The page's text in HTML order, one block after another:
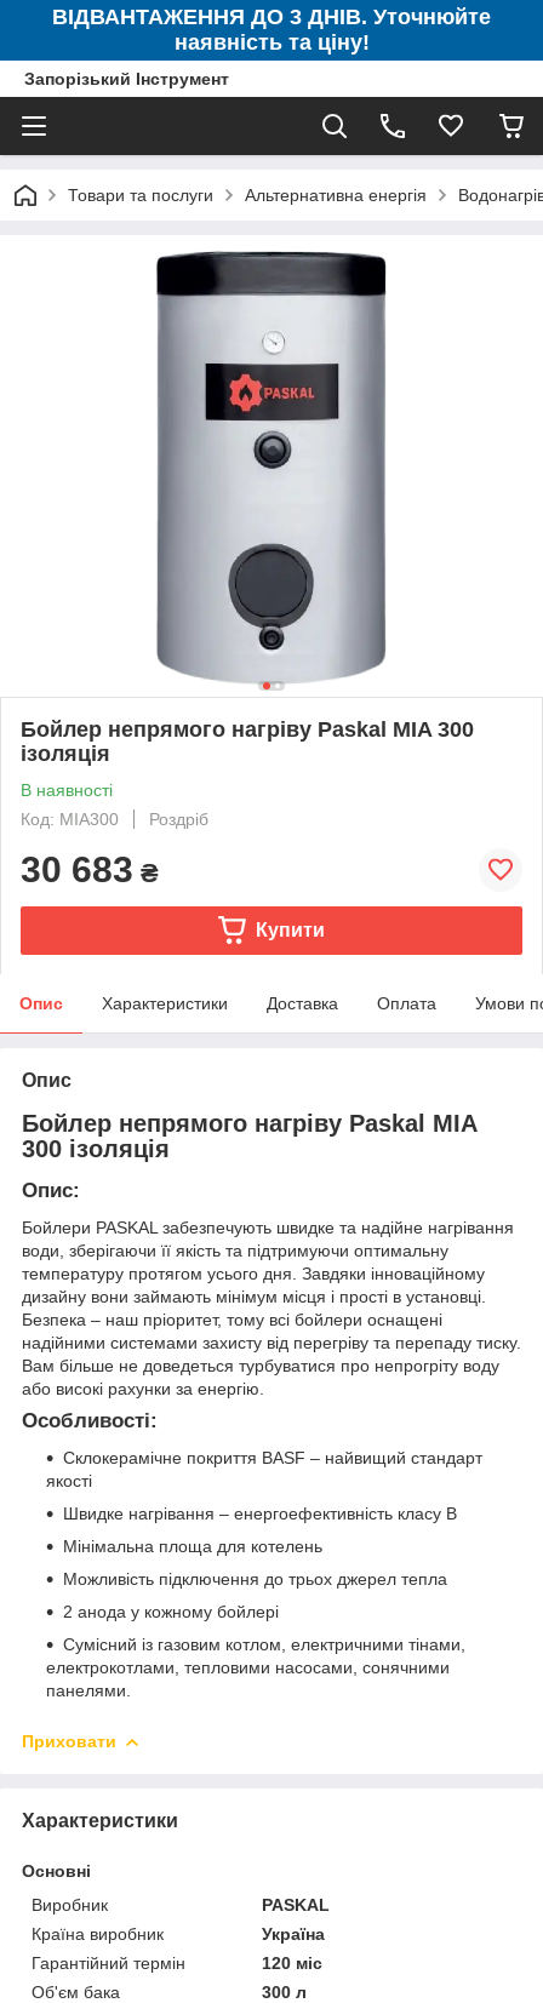
ВІДВАНТАЖЕННЯ ДО 3 ДНІВ. Уточнюйте
наявність та ціну!
Запорізький Інструмент
Товари та послуги Альтернативна енергія
Бойлер непрямого нагріву Paskal MIA 300
ізоляція
В наявності
Код: MIA300
Роздріб
30 683 ₴
Купити
Опис Характеристики Доставка Оплата Умови
Опис
Бойлер непрямого нагріву Paskal MIA
300 ізоляція
Опис:
Бойлери PASKAL забезпечують швидке та надійне нагрівання
води, зберігаючи її якість та підтримуючи оптимальну
температуру протягом усього дня. Завдяки інноваційному
дизайну вони займають мінімум місця і прості в установці.
Безпека – наш пріоритет, тому всі бойлери оснащені
надійними системами захисту від перегріву та перепаду тиску.
Вам більше не доведеться турбуватися про непрогріту воду
або високі рахунки за енергію.
Особливості:
Склокерамічне покриття BASF – найвищий стандарт
якості
Швидке нагрівання – енергоефективність класу В
Мінімальна площа для котелень
Можливість підключення до трьох джерел тепла
2 анода у кожному бойлері
Сумісний із газовим котлом, електричними тінами,
електрокотлами, тепловими насосами, сонячними
панелями.
Приховати
Характеристики
Основні
Виробник
PASKAL
Країна виробник
Україна
Гарантійний термін
120 міс
Об'єм бака
300 л